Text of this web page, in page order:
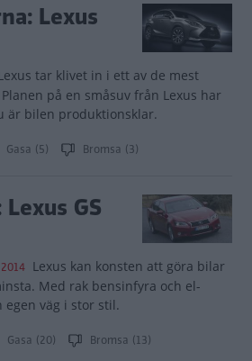
Lexus
tar klivet in i ett av de mest
på en småsuv från Lexus har
är bilen produktionsklar.
Gasa (5) Bromsa (3)
GS
Lexus kan konsten att göra bilar
Med rak bensinfyra och el-
egen väg i stor stil.
Gasa (20) Bromsa (13)